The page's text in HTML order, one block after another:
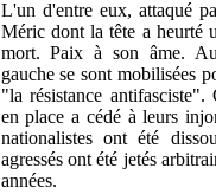
L'un d'entre eux, attaqué
Méric dont la tête a heurté
mort. Paix à son âme.
gauche se sont mobilisées
"la résistance
en place a cédé à leurs
nationalistes ont été
agressés ont été jetés
années.